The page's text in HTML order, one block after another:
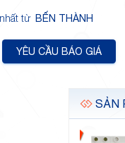
từ BẾN THÀNH
YÊU CẦU BÁO GIÁ
SẢN